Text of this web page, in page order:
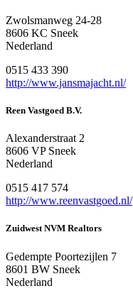
Zwolsmanweg 24-28
8606 KC Sneek
Nederland
0515 433 390
http://www.jansmajacht.nl/
Reen Vastgoed B.V.
Alexanderstraat 2
8606 VP Sneek
Nederland
0515 417 574
http://www.reenvastgoed.nl/
Zuidwest NVM Realtors
Gedempte Poortezijlen 7
8601 BW Sneek
Nederland